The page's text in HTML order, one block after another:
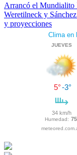
Arrancó el
Weretilneck y
y proyecciones